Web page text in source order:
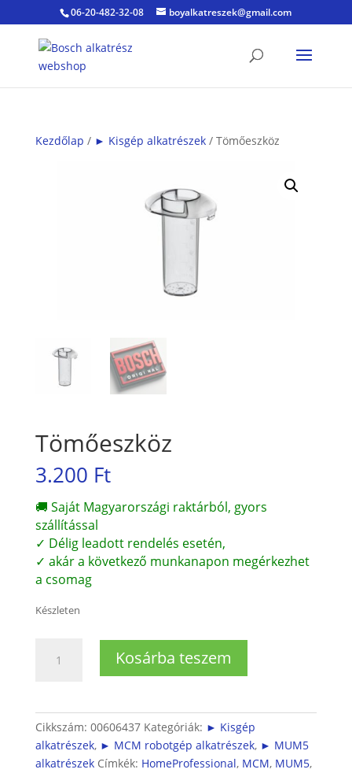
06-20-482-32-08 boyalkatreszek@gmail.com
Kezdőlap / ► Kisgép alkatrészek/ Tömőeszköz
Tömőeszköz
3.200 Ft
🚚 Saját Magyarországi raktárból, gyors
szállítással
✓ Délig leadott rendelés esetén,
✓ akár a következő munkanapon megérkezhet
a csomag
Készleten
mennyiség
Kosárba teszem
Cikkszám: 00606437 Kategóriák: ► Kisgép
alkatrészek, ► MCM robotgép alkatrészek, ► MUM5
alkatrészek Címkék: HomeProfessional, MCM, MUM5,